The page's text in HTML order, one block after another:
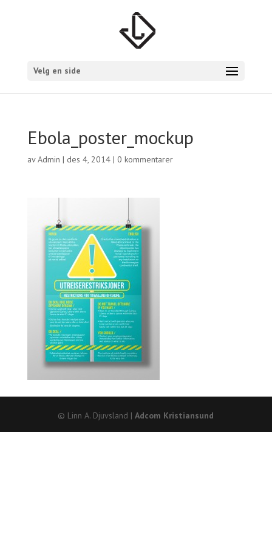
Velg en side
Ebola_poster_mockup
avAdmin | des 4, 2014| 0 kommentarer
© Linn A. Djuvsland |Adcom Kristiansund